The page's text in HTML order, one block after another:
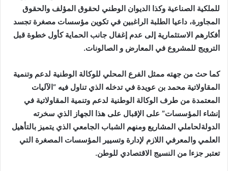
للملكية الصناعية وكذا الديوان الوطني لحقوق المؤلف والحقوق
المجاورة، داعيا الطلبة الراغبين في تكوين مؤسسات مصغرة تجسد
أفكارهم الاستثمارية إلى عدم إغفال جانب الحماية كأول خطوة قبل
الترويج للمشروع في المعارض و الصالونات.
كما حث من جهته ممثل الفرع المحلي للوكالة الوطنية لدعم وتنمية
المقاولاتية محمد بن عويدة في تدخله الذي تناول فيه “الآليات
المعتمدة من طرف الوكالة الوطنية لدعم وتنمية المقاولاتية في
إنشاء المؤسسات” على الإقبال على هذا الجهاز الذي سخرته
الدولةلحاملي المشاريع ومنهم الشباب الجامعي الذي يتميز بالتأهيل
العلمي والمعرفي اللازم لإدارة وتسيير المؤسسات المصغرة التي
تعتبر جزءا من النسيج الاقتصادي للوطن.